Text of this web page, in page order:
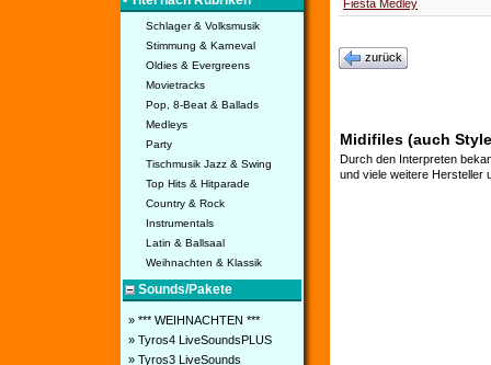
Schlager & Volksmusik
Stimmung & Karneval
Oldies & Evergreens
Movietracks
Pop, 8-Beat & Ballads
Medleys
Party
Tischmusik Jazz & Swing
Top Hits & Hitparade
Country & Rock
Instrumentals
Latin & Ballsaal
Weihnachten & Klassik
Sounds/Pakete
» *** WEIHNACHTEN ***
» Tyros4 LiveSoundsPLUS
» Tyros3 LiveSounds
Fiesta Medley
zurück
Midifiles (auch
Durch den Interpreten
und viele weitere Hersteller